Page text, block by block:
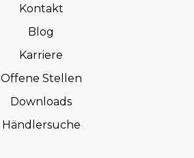
Kontakt
Blog
Karriere
Offene Stellen
Downloads
Händlersuche